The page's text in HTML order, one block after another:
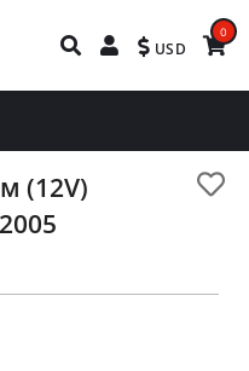
USD
0
(12V)